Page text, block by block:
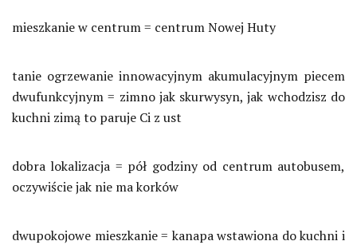
mieszkanie w centrum = centrum Nowej Huty
tanie ogrzewanie innowacyjnym akumulacyjnym piecem
dwufunkcyjnym = zimno jak skurwysyn, jak wchodzisz do
kuchni zimą to paruje Ci z ust
dobra lokalizacja = pół godziny od centrum autobusem,
oczywiście jak nie ma korków
dwupokojowe mieszkanie = kanapa wstawiona do kuchni i